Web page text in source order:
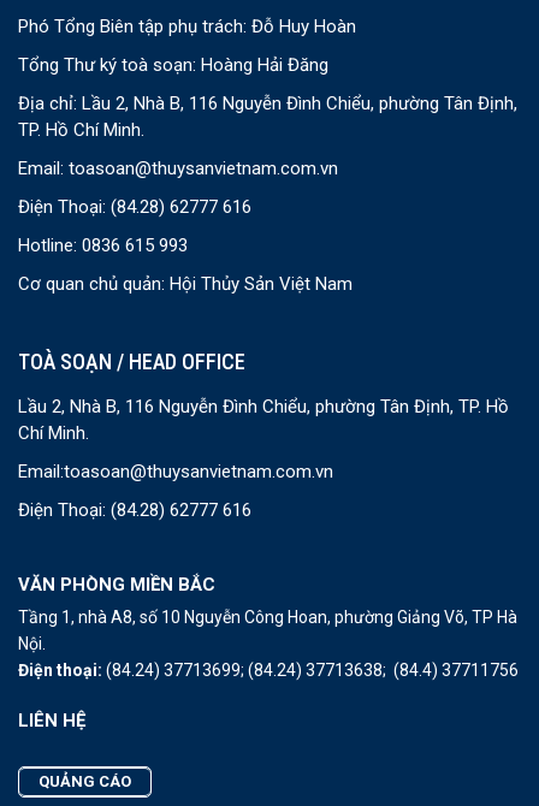
Phó Tổng Biên tập phụ trách: Đỗ Huy Hoàn
Tổng Thư ký toà soạn: Hoàng Hải Đăng
Địa chỉ: Lầu 2, Nhà B, 116 Nguyễn Đình Chiểu, phường Tân Định,
TP. Hồ Chí Minh.
Email: toasoan@thuysanvietnam.com.vn
Điện Thoại: (84.28) 62777 616
Hotline: 0836 615 993
Cơ quan chủ quản: Hội Thủy Sản Việt Nam
TOÀ SOẠN / HEAD OFFICE
Lầu 2, Nhà B, 116 Nguyễn Đình Chiểu, phường Tân Định, TP. Hồ
Chí Minh.
Email:toasoan@thuysanvietnam.com.vn
Điện Thoại: (84.28) 62777 616
VĂN PHÒNG MIỀN BẮC
Tầng 1, nhà A8, số 10 Nguyễn Công Hoan, phường Giảng Võ, TP Hà
Nội.
Điện thoại: (84.24) 37713699; (84.24) 37713638; (84.4) 37711756
LIÊN HỆ
QUẢNG CÁO